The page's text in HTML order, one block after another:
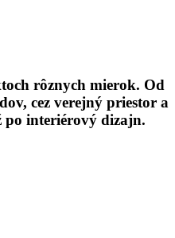
rôznych mierok. Od
cez verejný priestor a
po interiérový dizajn.